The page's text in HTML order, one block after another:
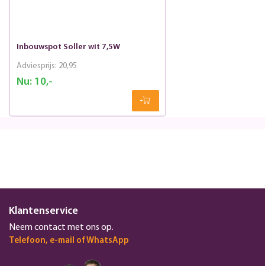
Inbouwspot Soller wit 7,5W
Nu:10,-
Adviesprijs: 20,95
Klantenservice
Neem contact met ons op.
Telefoon, e-mail of WhatsApp